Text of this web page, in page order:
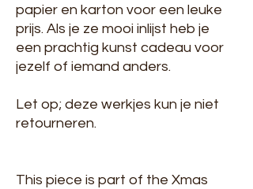
papier en karton voor een leuke
prijs. Als je ze mooi inlijst heb je
een prachtig kunst cadeau voor
jezelf of iemand anders.
Let op; deze werkjes kun je niet
retourneren.
This piece is part of the Xmas